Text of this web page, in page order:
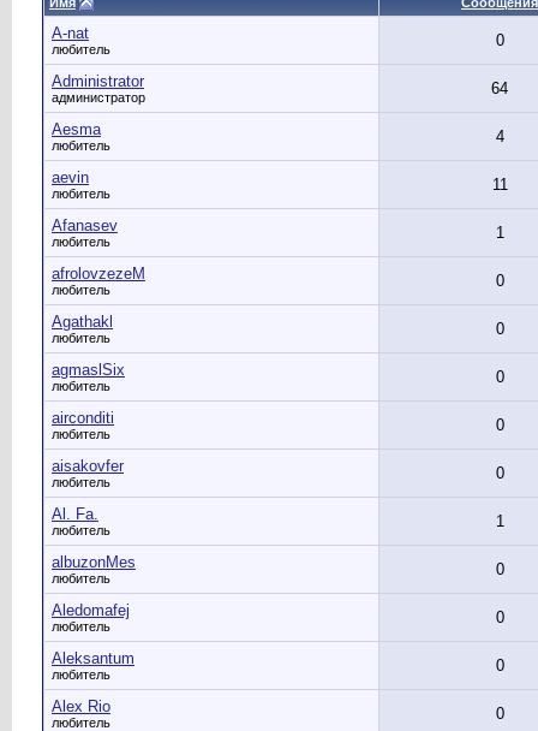
A-nat
любитель 0
Administrator
администратор 64
Aesma
любитель 4
aevin
любитель 11
Afanasev
любитель 1
afrolovzezeM
любитель 0
Agathakl
любитель 0
agmaslSix
любитель 0
airconditi
любитель 0
aisakovfer
любитель 0
Al. Fa.
любитель 1
albuzonMes
любитель 0
Aledomafej
любитель 0
Aleksantum
любитель 0
Alex Rio
любитель 0